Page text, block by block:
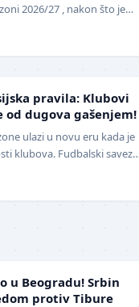
2026/27 , nakon što je
pravila: Klubovi
od dugova gašenjem!
ulazi u novu eru kada je
klubova. Fudbalski savez
u Beogradu! Srbin
protiv Tibure